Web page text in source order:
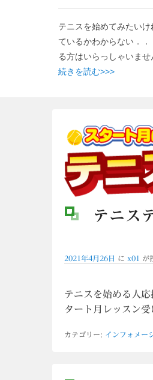
テニスを始めてみたい
ているかわからない．
る方はいらっしゃいませ
続きを読む>>>
テニス
2021年4月26日 に x01 が
テニスを始める人
タート月レッスン受
カテゴリー: インフォメー